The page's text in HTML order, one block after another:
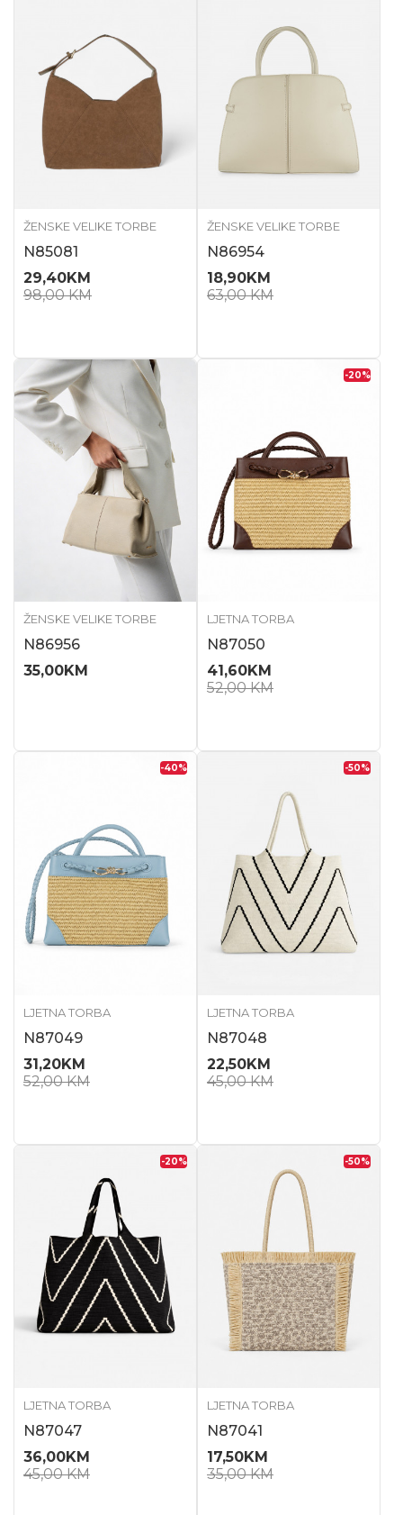
ŽENSKE VELIKE TORBE
N85081
29,40KM
98,00KM
ŽENSKE VELIKE TORBE
N86954
18,90KM
63,00KM
ŽENSKE VELIKE TORBE
N86956
35,00KM
-20%
LJETNA TORBA
N87050
41,60KM
52,00KM
-40%
LJETNA TORBA
N87049
31,20KM
52,00KM
-50%
LJETNA TORBA
N87048
22,50KM
45,00KM
-20%
LJETNA TORBA
N87047
36,00KM
45,00KM
-50%
LJETNA TORBA
N87041
17,50KM
35,00KM